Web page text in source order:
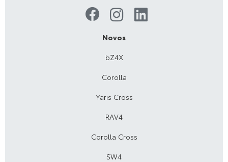
Novos
bZ4X
Corolla
Yaris Cross
RAV4
Corolla Cross
SW4